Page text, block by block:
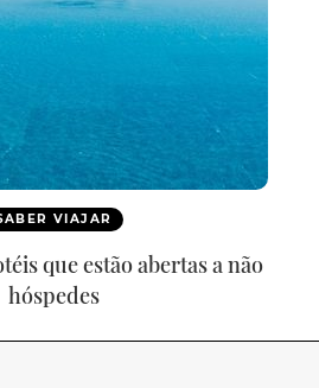
VIAJAR
que estão abertas a não
hóspedes